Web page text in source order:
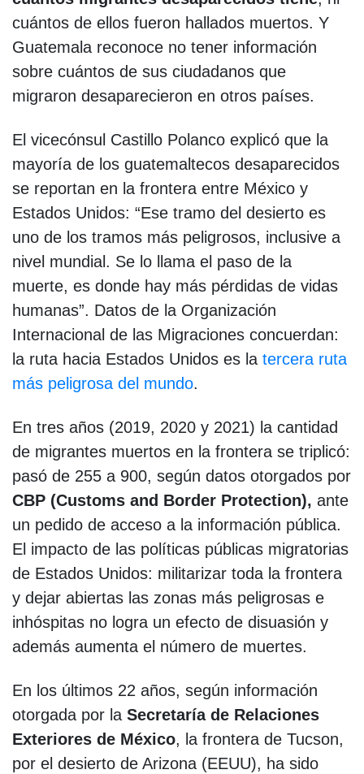
cuántos de ellos fueron hallados muertos. Y
Guatemala reconoce no tener información
sobre cuántos de sus ciudadanos que
migraron desaparecieron en otros países.
El vicecónsul Castillo Polanco explicó que la
mayoría de los guatemaltecos desaparecidos
se reportan en la frontera entre México y
Estados Unidos: “Ese tramo del desierto es
uno de los tramos más peligrosos, inclusive a
nivel mundial. Se lo llama el paso de la
muerte, es donde hay más pérdidas de vidas
humanas”. Datos de la Organización
Internacional de las Migraciones concuerdan:
la ruta hacia Estados Unidos es la tercera ruta
más peligrosa del mundo.
En tres años (2019, 2020 y 2021) la cantidad
de migrantes muertos en la frontera se triplicó:
pasó de 255 a 900, según datos otorgados por
CBP (Customs and Border Protection), ante
un pedido de acceso a la información pública.
El impacto de las políticas públicas migratorias
de Estados Unidos: militarizar toda la frontera
y dejar abiertas las zonas más peligrosas e
inhóspitas no logra un efecto de disuasión y
además aumenta el número de muertes.
En los últimos 22 años, según información
otorgada por la Secretaría de Relaciones
Exteriores de México, la frontera de Tucson,
por el desierto de Arizona (EEUU), ha sido